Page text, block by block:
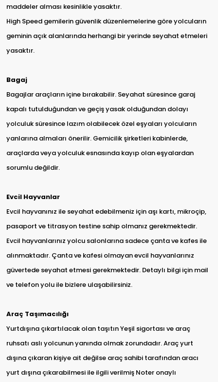
maddeler alması kesinlikle yasaktır.
High Speed gemilerin güvenlik düzenlemelerine göre yolcuların
geminin açık alanlarında herhangi bir yerinde seyahat etmeleri
yasaktır.
Bagaj
Bagajlar araçların içine bırakabilir. Seyahat süresince garaj
kapalı tutulduğundan ve geçiş yasak olduğundan dolayı
yolculuk süresince lazım olabilecek özel eşyaları yolcuların
yanlarına almaları önerilir. Gemicilik şirketleri kabinlerde,
araçlarda veya yolculuk esnasında kayıp olan eşyalardan
sorumlu değildir.
Evcil Hayvanlar
Evcil hayvanınız ile seyahat edebilmeniz için aşı kartı, mikroçip,
pasaport ve titrasyon testine sahip olmanız gerekmektedir.
Evcil hayvanlarınız yolcu salonlarına sadece çanta ve kafes ile
alınmaktadır. Çanta ve kafesi olmayan evcil hayvanlarınız
güvertede seyahat etmesi gerekmektedir. Detaylı bilgi için mail
ve telefon yolu ile bizlere ulaşabilirsiniz.
Araç Taşımacılığı
Yurtdışına çıkartılacak olan taşıtın Yeşil sigortası ve araç
ruhsatı aslı yolcunun yanında olmak zorundadır. Araç yurt
dışına çıkaran kişiye ait değilse araç sahibi tarafından aracı
yurt dışına çıkarabilmesi ile ilgili verilmiş Noter onaylı